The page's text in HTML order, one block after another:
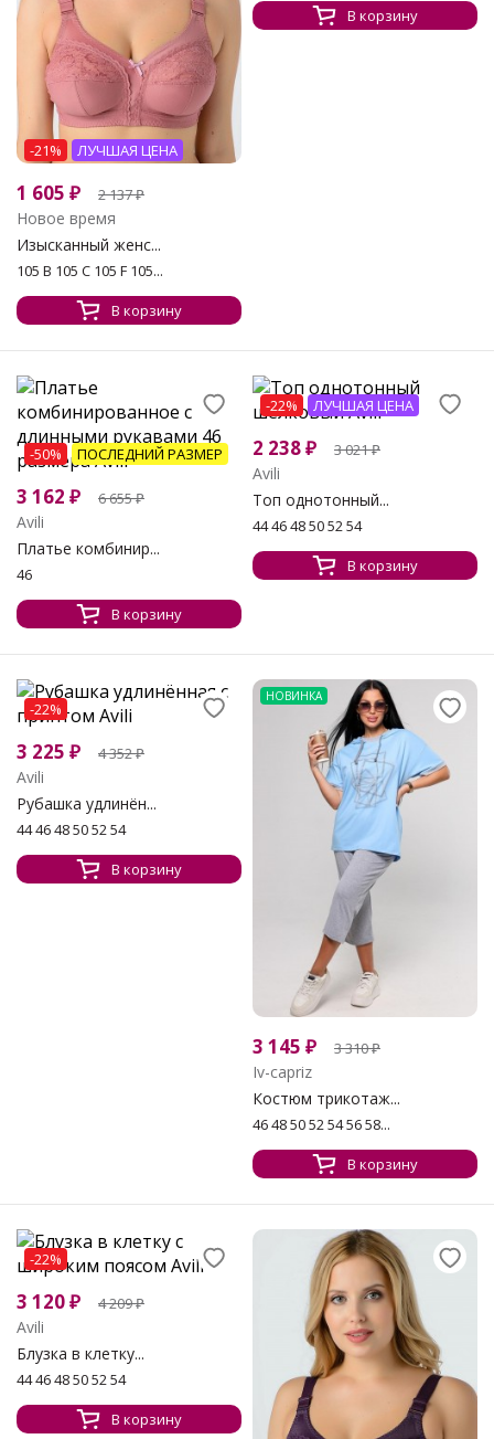
-21% ЛУЧШАЯ ЦЕНА
1 605 ₽ 2 137₽
Новое время
Изысканный женс...
105 B 105 C 105 F 105...
В корзину
В корзину
-50% ПОСЛЕДНИЙ РАЗМЕР
3 162 ₽ 6 655₽
Avili
Платье комбинир...
46
В корзину
-22% ЛУЧШАЯ ЦЕНА
2 238₽ 3 021₽
Avili
Топ однотонный...
44 46 48 50 52 54
В корзину
-22%
3 225 ₽ 4 352₽
Avili
Рубашка удлинён...
44 46 48 50 52 54
В корзину
НОВИНКА
3 145 ₽ 3 310₽
Iv-capriz
Костюм трикотаж...
46 48 50 52 54 56 58...
В корзину
-22%
3 120₽ 4 209₽
Avili
Блузка в клетку...
44 46 48 50 52 54
В корзину